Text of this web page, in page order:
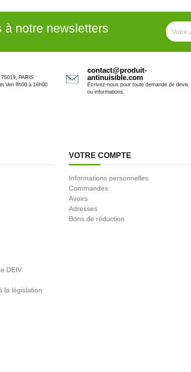
à notre newsletters
PARIS
Ven 8h00 à 16h00
contact@produit-
antinuisible.com
Ecrivez-nous pour toute demande de devis
ou informations.
DEIV
la législation
VOTRE COMPTE
Informations personnelles
Commandes
Avoirs
Adresses
Bons de réduction